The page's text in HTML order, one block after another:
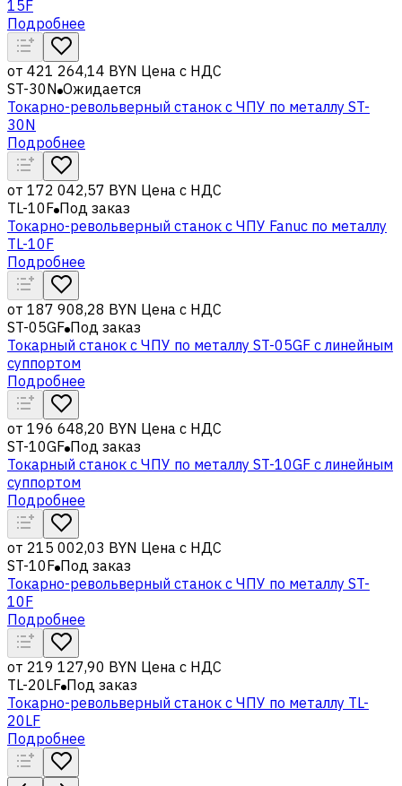
15F
Подробнее
от 421 264,14 BYN Цена с НДС
ST-30N Ожидается
Токарно-револьверный станок с ЧПУ по металлу ST-
30N
Подробнее
от 172 042,57 BYN Цена с НДС
TL-10F Под заказ
Токарно-револьверный станок с ЧПУ Fanuc по металлу
TL-10F
Подробнее
от 187 908,28 BYN Цена с НДС
ST-05GF Под заказ
Токарный станок с ЧПУ по металлу ST-05GF c линейным
суппортом
Подробнее
от 196 648,20 BYN Цена с НДС
ST-10GF Под заказ
Токарный станок с ЧПУ по металлу ST-10GF c линейным
суппортом
Подробнее
от 215 002,03 BYN Цена с НДС
ST-10F Под заказ
Токарно-револьверный станок с ЧПУ по металлу ST-
10F
Подробнее
от 219 127,90 BYN Цена с НДС
TL-20LF Под заказ
Токарно-револьверный станок с ЧПУ по металлу TL-
20LF
Подробнее